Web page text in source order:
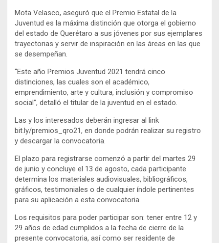
Mota Velasco, aseguró que el Premio Estatal de la
Juventud es la máxima distinción que otorga el gobierno
del estado de Querétaro a sus jóvenes por sus ejemplares
trayectorias y servir de inspiración en las áreas en las que
se desempeñan.
“Este año Premios Juventud 2021 tendrá cinco
distinciones, las cuales son el académico,
emprendimiento, arte y cultura, inclusión y compromiso
social”, detalló el titular de la juventud en el estado.
Las y los interesados deberán ingresar al link
bit.ly/premios_qro21, en donde podrán realizar su registro
y descargar la convocatoria.
El plazo para registrarse comenzó a partir del martes 29
de junio y concluye el 13 de agosto, cada participante
determina los materiales audiovisuales, bibliográficos,
gráficos, testimoniales o de cualquier índole pertinentes
para su aplicación a esta convocatoria.
Los requisitos para poder participar son: tener entre 12 y
29 años de edad cumplidos a la fecha de cierre de la
presente convocatoria, así como ser residente de